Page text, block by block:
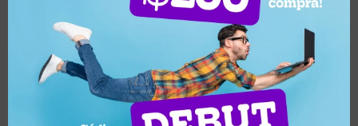
Recibí ofertas, novedades y más
Suscribirme